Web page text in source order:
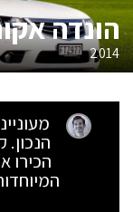
הונדה
2014
הנכון.
הכירו